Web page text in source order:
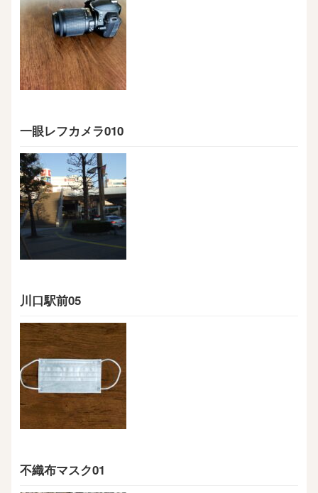
一眼レフカメラ010
川口駅前05
不織布マスク01